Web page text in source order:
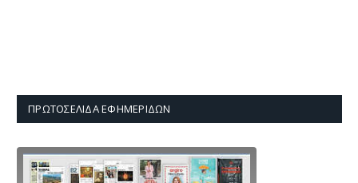
ΠΡΩΤΟΣΈΛΙΔΑ ΕΦΗΜΕΡΊΔΩΝ